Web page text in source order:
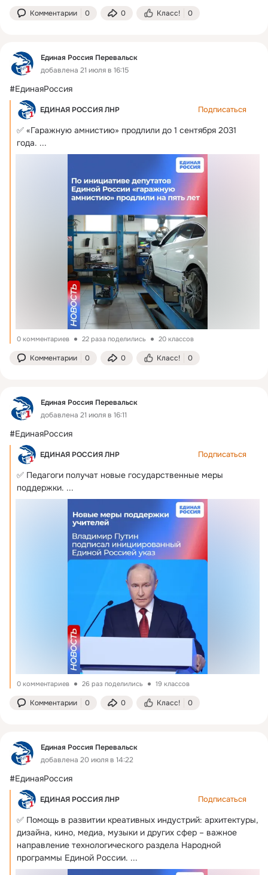
Комментарии 0 0 Класс! 0
Единая Россия Перевальск
добавлена 21 июля в 16:15
#ЕдинаяРоссия
ЕДИНАЯ РОССИЯ ЛНР Подписаться
✅ «Гаражную амнистию» продлили до 1 сентября 2031
года. ...
0 комментариев 22 раза поделились 20 классов
Комментарии 0 0 Класс! 0
Единая Россия Перевальск
добавлена 21 июля в 16:11
#ЕдинаяРоссия
ЕДИНАЯ РОССИЯ ЛНР Подписаться
✅ Педагоги получат новые государственные меры
поддержки. ...
0 комментариев 26 раз поделились 19 классов
Комментарии 0 0 Класс! 0
Единая Россия Перевальск
добавлена 20 июля в 14:22
#ЕдинаяРоссия
ЕДИНАЯ РОССИЯ ЛНР Подписаться
✅ Помощь в развитии креативных индустрий: архитектуры,
дизайна, кино, медиа, музыки и других сфер – важное
направление технологического раздела Народной
программы Единой России. ...